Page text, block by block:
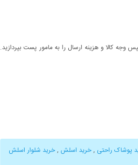
کالا و هزینه ارسال را به مامور پست بپردازید.
پوشاک راحتی ,خرید اسلش ,خرید شلوار اسلش